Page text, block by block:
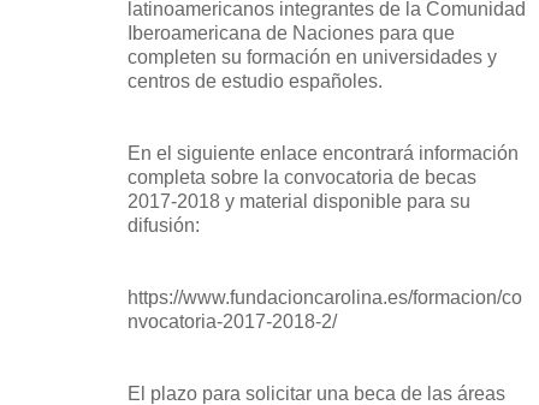
latinoamericanos integrantes de la Comunidad
Iberoamericana de Naciones para que
completen su formación en universidades y
centros de estudio españoles.
En el siguiente enlace encontrará información
completa sobre la convocatoria de becas
2017-2018 y material disponible para su
difusión:
https://www.fundacioncarolina.es/formacion/co
nvocatoria-2017-2018-2/
El plazo para solicitar una beca de las áreas